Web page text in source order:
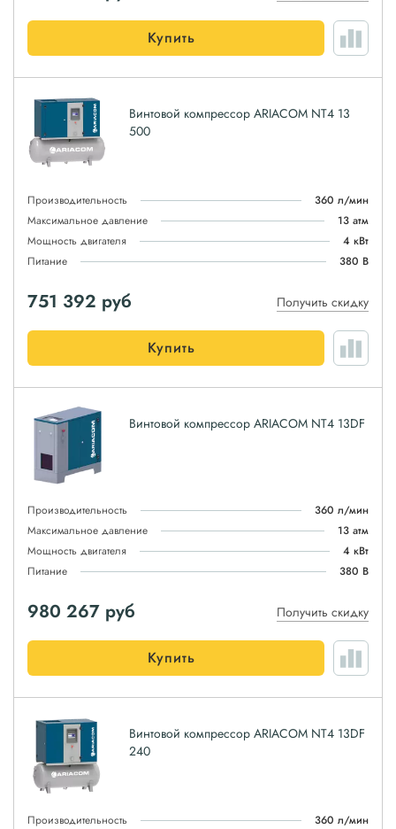
Купить
Винтовой компрессор ARIACOM NT4 13
500
Производительность
360 л/мин
Максимальное давление
13 атм
Мощность двигателя
4 кВт
Питание
380 В
751 392 руб Получить скидку
Купить
Винтовой компрессор ARIACOM NT4 13DF
Производительность
360 л/мин
Максимальное давление
13 атм
Мощность двигателя
4 кВт
Питание
380 В
980 267 руб Получить скидку
Купить
Винтовой компрессор ARIACOM NT4 13DF
240
Производительность
360 л/мин